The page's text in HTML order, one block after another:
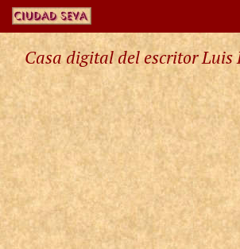
Casa digital del escritor Luis